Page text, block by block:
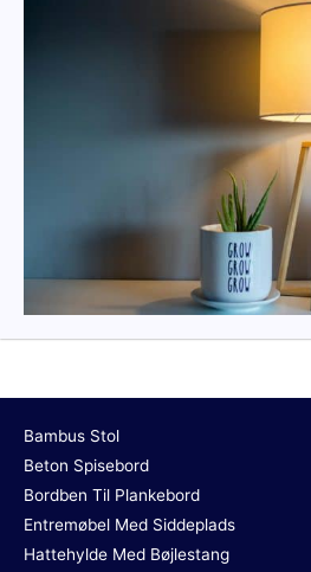
Bambus Stol
Beton Spisebord
Bordben Til Plankebord
Entremøbel Med Siddeplads
Hattehylde Med Bøjlestang